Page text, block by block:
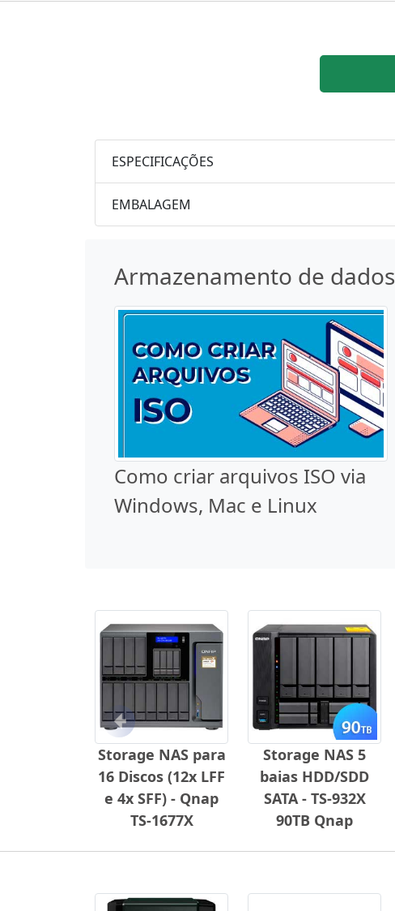
ESPECIFICAÇÕES
EMBALAGEM
Armazenamento de dados
Como criar arquivos ISO via
Windows, Mac e Linux
Storage NAS para
16 Discos (12x LFF
e 4x SFF) - Qnap
TS-1677X
Storage NAS 5
baias HDD/SDD
SATA - TS-932X
90TB Qnap
Anterior